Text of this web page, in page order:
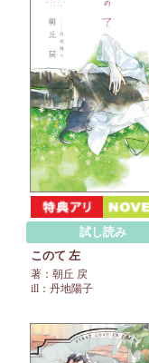
試し読み
このて 左
著：朝丘 戻
ill：丹地陽子